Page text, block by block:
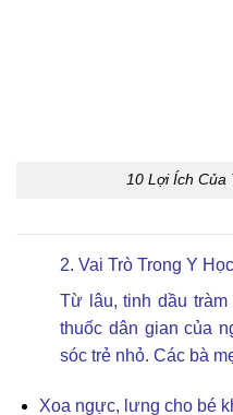
10 Lợi Ích Của
2. Vai Trò Trong Y
Từ lâu, tinh dầu
thuốc dân gian của
sóc trẻ nhỏ. Các bà
Xoa ngực, lưng cho bé